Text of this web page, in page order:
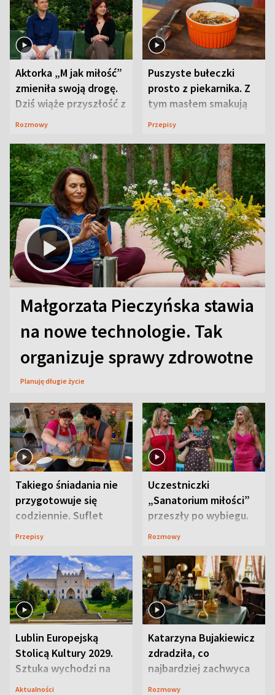
Aktorka „M jak miłość”
zmieniła swoją drogę.
Dziś wiąże przyszłość z
neurobiologią
Rozmowy
Puszyste bułeczki
prosto z piekarnika. Z
tym masłem smakują
jeszcze lepiej
Przepisy
Małgorzata Pieczyńska stawia
na nowe technologie. Tak
organizuje sprawy zdrowotne
Planuję długie życie
Takiego śniadania nie
przygotowuje się
codziennie. Suflet
serowy zachwyca
Przepisy
Uczestniczki
„Sanatorium miłości”
przeszły po wybiegu.
Te stylizacje
Rozmowy
Lublin Europejską
Stolicą Kultury 2029.
Sztuka wychodzi na
ulice
Aktualności
Katarzyna Bujakiewicz
zdradziła, co
najbardziej zachwyca
ją w Lublinie
Rozmowy